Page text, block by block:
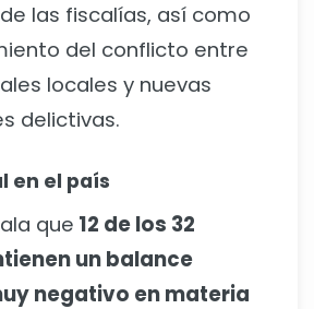
las fiscalías, así como
del conflicto entre
locales y nuevas
delictivas.
en el país
que 12 de los 32
un balance
negativo en materia